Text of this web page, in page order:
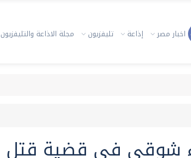
اخبار مصر إذاعة تليفزيون مجلة الاذاعة والتليفزيون
شوقي في قضية قتل